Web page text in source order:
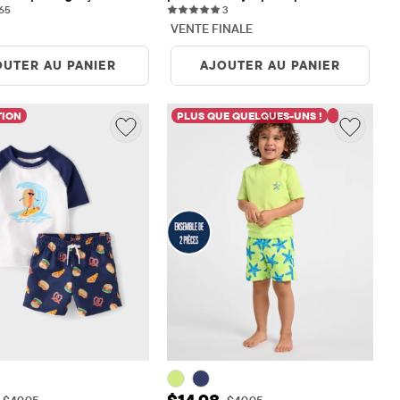
65 reviews
AU PANIER
garçons 3
VENTE FINALE
AJOUTER AU PANIER
PLUS QUE QUELQUES-UNS !